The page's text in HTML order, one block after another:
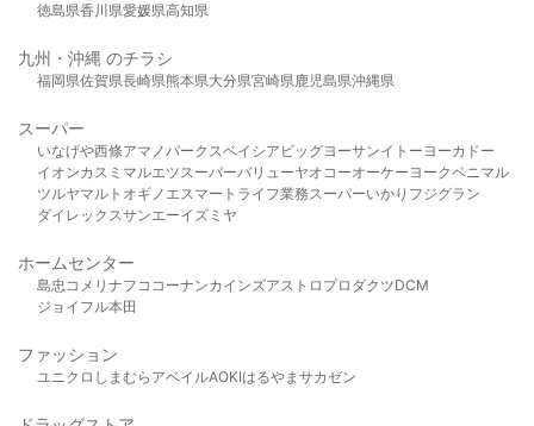
徳島県香川県愛媛県高知県
九州・沖縄 のチラシ
福岡県佐賀県長崎県熊本県大分県宮崎県鹿児島県沖縄県
スーパー
いなげや西條アマノパークスベイシア ビッグヨーサンイトーヨーカドー
イオンカスミ マルエツスーパーバリューヤオコーオーケー ヨークベニマル
ツルヤマルト オギノ エスマート ライフ業務スーパーいかり フジグラン
ダイレックスサンエーイズミヤ
ホームセンター
島忠 コメリ ナフコ コーナンカインズアストロプロダクツDCM
ジョイフル本田
ファッション
ユニクロ しまむら アベイルAOKIはるやま サカゼン